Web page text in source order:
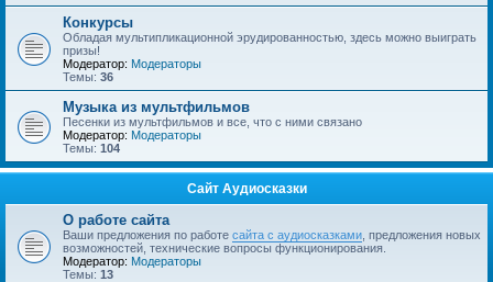
Конкурсы
Обладая мультипликационной эрудированностью, здесь можно выиграть
призы!
Модератор: Модераторы
Темы: 36
Музыка из мультфильмов
Песенки из мультфильмов и все, что с ними связано
Модератор: Модераторы
Темы: 104
Сайт Аудиосказки
О работе сайта
Ваши предложения по работе сайта с аудиосказками , предложения новых
возможностей, технические вопросы функционирования.
Модератор: Модераторы
Темы: 13